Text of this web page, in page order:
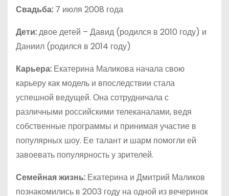
Свадьба: 7 июля 2008 года
Дети:двое детей – Давид (родился в 2010 году) и
Даниил (родился в 2014 году)
Карьера: Екатерина Маликова начала свою
карьеру как модель и впоследствии стала
успешной ведущей. Она сотрудничала с
различными российскими телеканалами, ведя
собственные программы и принимая участие в
популярных шоу. Ее талант и шарм помогли ей
завоевать популярность у зрителей.
Семейная жизнь: Екатерина и Дмитрий Маликов
познакомились в 2003 году на одной из вечеринок